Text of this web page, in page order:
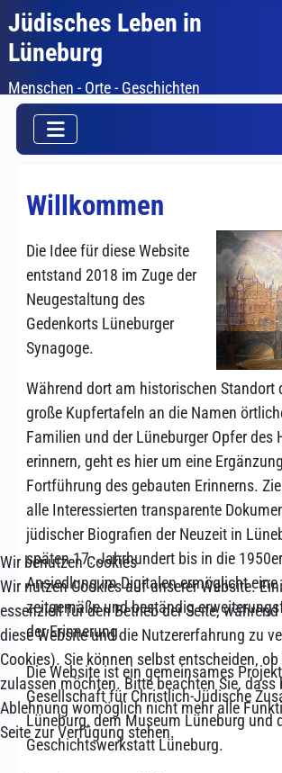
Jüdisches Leben in
Lüneburg
Menschen - Orte - Geschichten
Willkommen
Die Idee für diese Website
entstand 2018 im Zuge der
Neugestaltung des
Gedenkorts Lüneburger
Synagoge.
Während dort am historischen Standort
große Kupfertafeln an die Namen
Familien und der Lüneburger Opfer des
erinnern, geht es hier um eine
Fortführung des gebauten Erinnerns.
alle Interessierten transparente
jüdischer Biografien der Neuzeit in
späten 17. Jahrhundert bis in die
Ansiedlung im Digitalen ermöglicht eine
zeitgemäße und beständig
der Erinnerung.
Die Website ist ein gemeinsames
Gesellschaft für Christlich-Jüdische
Lüneburg, dem Museum Lüneburg und
Geschichtswerkstatt Lüneburg.
Wir benutzen Cookies
Wir nutzen Cookies auf unserer Website.
essenziell für den Betrieb der Seite,
diese Website und die Nutzererfahrung zu
Cookies). Sie können selbst entscheiden, ob
zulassen möchten. Bitte beachten Sie, dass
Ablehnung womöglich nicht mehr alle
Seite zur Verfügung stehen.